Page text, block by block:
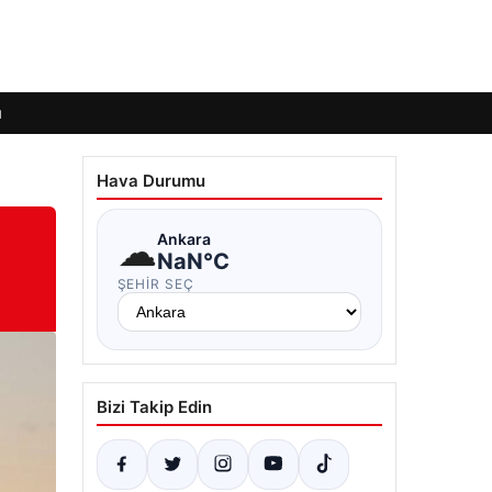
Hava Durumu
☁Ankara
NaN°C
ŞEHIR SEÇ
Bizi Takip Edin